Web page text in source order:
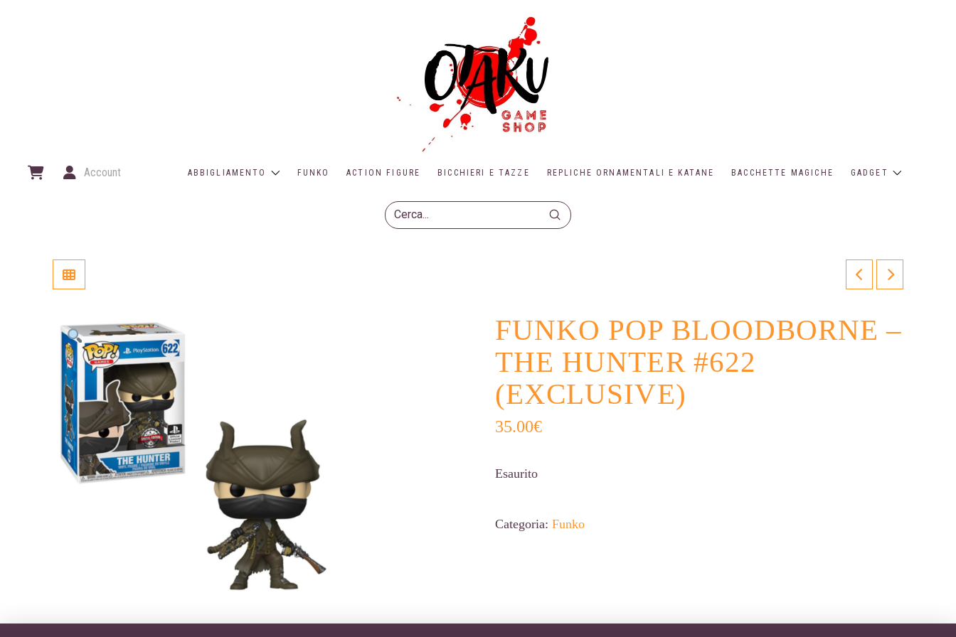
Account ABBIGLIAMENTO FUNKO ACTION FIGURE BICCHIERI E TAZZE REPLICHE ORNAMENTALI E KATANE BACCHETTE MAGICHE GADGET
Search
Submit
FUNKO POP BLOODBORNE –
THE HUNTER #622
(EXCLUSIVE)
35.00€
Esaurito
Categoria: Funko